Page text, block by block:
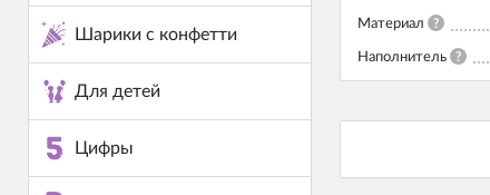
Шарики с конфетти
Для детей
Цифры
Материал ?
Наполнитель ?